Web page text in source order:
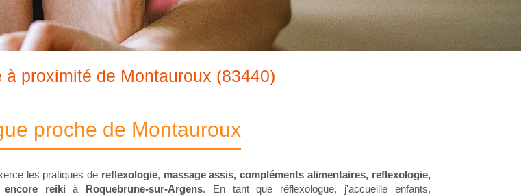
à proximité de Montauroux (83440)
proche de Montauroux
les pratiques de reflexologie, massage assis, compléments alimentaires, reflexologie,
reiki à Roquebrune-sur-Argens. En tant que réflexologue, j'accueille enfants,